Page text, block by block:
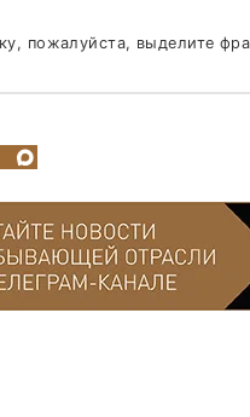
пожалуйста, выделите